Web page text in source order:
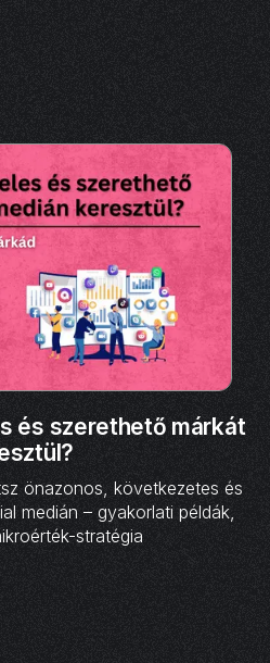
és szerethető márkát
önazonos, következetes és
medián – gyakorlati példák,
stratégia